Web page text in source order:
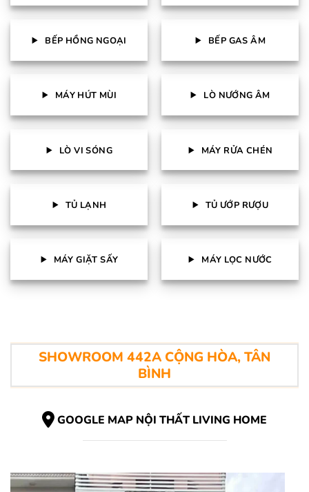
BẾP HỒNG NGOẠI BẾP GAS ÂM
MÁY HÚT MÙI LÒ NƯỚNG ÂM
LÒ VI SÓNG MÁY RỬA CHÉN
TỦ LẠNH TỦ ƯỚP RƯỢU
MÁY GIẶT SẤY MÁY LỌC NƯỚC
SHOWROOM 442A CỘNG HÒA, TÂN
BÌNH
GOOGLE MAP NỘI THẤT LIVING HOME